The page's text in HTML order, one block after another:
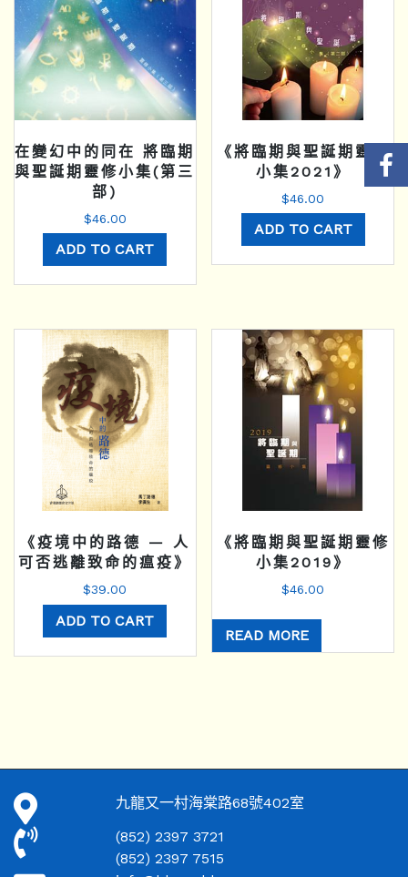
在變幻中的同在 將臨期
與聖誕期靈修小集(第三
部)
$46.00
ADD TO CART
《將臨期與聖誕期靈修
小集2021》
$46.00
ADD TO CART
《疫境中的路德 — 人
可否逃離致命的瘟疫》
$39.00
ADD TO CART
《將臨期與聖誕期靈修
小集2019》
$46.00
READ MORE
九龍又一村海棠路68號402室
(852) 2397 3721
(852) 2397 7515